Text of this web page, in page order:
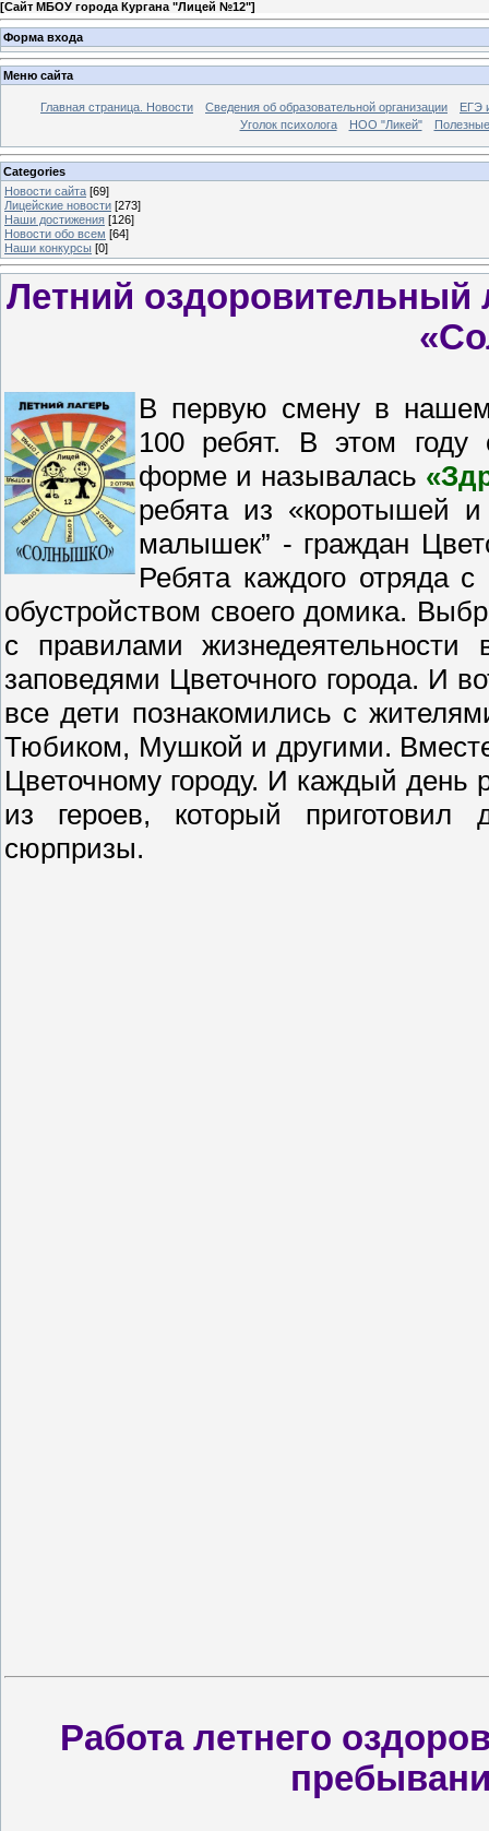
[Сайт МБОУ города Кургана "Лицей №12"]
Форма входа
Меню сайта
Главная страница. Новости Сведения об образовательной организации
ЕГЭ
Уголок психолога
НОО "Ликей"
Categories
Новости сайта [69]
Лицейские новости [273]
Наши достижения [126]
Новости обо всем [64]
Наши конкурсы [0]
Летний
В первую смену в
100 ребят. В этом году
форме и называлась
ребята из «кoрoтышей
малышек” - граждан
Ребята каждого отряда
обустройством своего домика.
с правилами
заповедями Цветочного города. И
все дети познакомились с
Тюбиком, Мушкой и другими.
Цветочному городу. И каждый день
из героев, который приготовил
сюрпризы.
Работа летнего